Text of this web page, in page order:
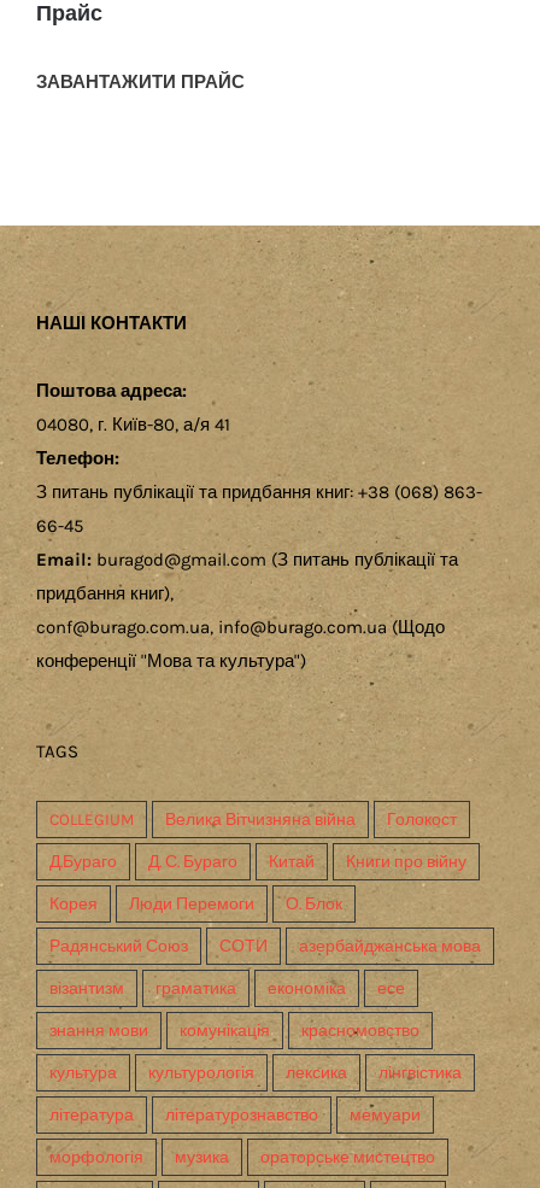
Прайс
ЗАВАНТАЖИТИ ПРАЙС
НАШІ КОНТАКТИ
Поштова адреса:
04080, г. Київ-80, а/я 41
Телефон:
З питань публікації та придбання книг: +38 (068) 863-
66-45
Email: buragod@gmail.com (З питань публікації та
придбання книг),
conf@burago.com.ua, info@burago.com.ua (Щодо
конференції "Мова та культура")
TAGS
COLLEGIUM Велика Вітчизняна війна Голокост
Д.Бураго Д. С. Бураго Китай Книги про війну
Корея Люди Перемоги О. Блок
Радянський Союз СОТИ азербайджанська мова
візантизм граматика економіка есе
знання мови комунікація красномовство
культура культурологія лексика лінгвістика
література літературознавство мемуари
морфологія музика ораторське мистецтво